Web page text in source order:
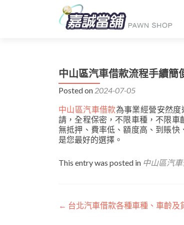
中山區汽車借款流程手續簡
Posted on 2024-07-05
中山區汽車借款為事業經營安然
請，全程保密，不限車種，不限
無抵押、費率低、額度高、到賬
是您最好的選擇。
This entry was posted in 中山區汽
文
← 台北汽車借款各種車種、車齡